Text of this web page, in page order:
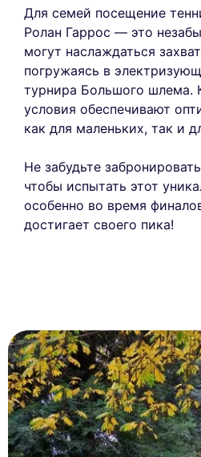
Для семей посещение
Ролан Гаррос — это
могут наслаждаться
погружаясь в
турнира Большого шлема.
условия обеспечивают
как для маленьких, так и
Не забудьте
чтобы испытать этот
особенно во время
достигает своего пика!